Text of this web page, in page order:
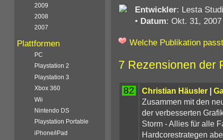
Entwickler: Lesta
• Datum: Okt. 31, 2007
Welche Publikation
7 Rezensionen der
82 Christian Häusler|
Zusammen mit den
der verbesserten
Storm - Allies für alle
Hardcorestrategen
2009
2008
2007
Plattformen
PC
Playstation 2
Playstation 3
Xbox 360
Wii
Nintendo DS
Playstation Portable
iPhone/iPad